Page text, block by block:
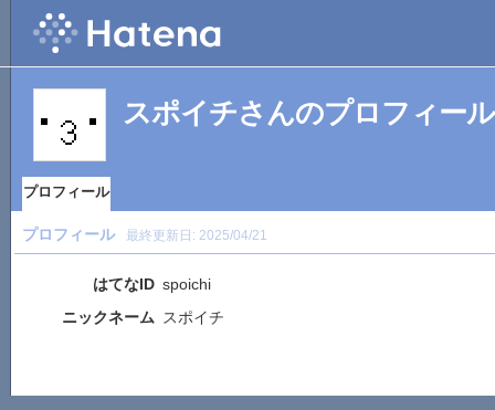
スポイチさんのプロフィール
プロフィール
プロフィール 最終更新日: 2025/04/21
はてなID spoichi
ニックネーム スポイチ